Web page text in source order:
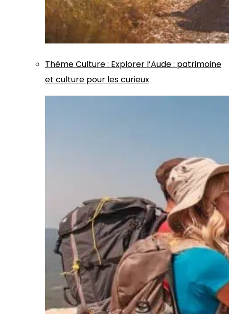
ThèmeCulture: Explorer l’Aude : patrimoine
et culture pour les curieux